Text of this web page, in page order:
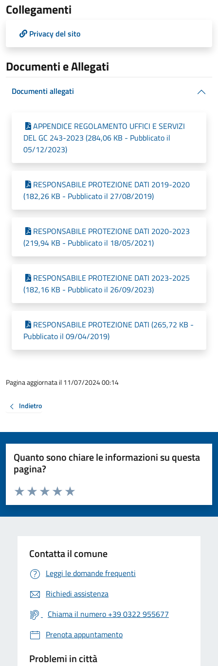
Collegamenti
Privacy del sito
Documenti e Allegati
Documenti allegati
APPENDICE REGOLAMENTO UFFICI E SERVIZI
DEL GC 243-2023 (284,06 KB - Pubblicato il
05/12/2023)
RESPONSABILE PROTEZIONE DATI 2019-2020
(182,26 KB - Pubblicato il 27/08/2019)
RESPONSABILE PROTEZIONE DATI 2020-2023
(219,94 KB - Pubblicato il 18/05/2021)
RESPONSABILE PROTEZIONE DATI 2023-2025
(182,16 KB - Pubblicato il 26/09/2023)
RESPONSABILE PROTEZIONE DATI (265,72 KB -
Pubblicato il 09/04/2019)
Pagina aggiornata il 11/07/2024 00:14
Indietro
Quanto sono chiare le informazioni su questa
pagina?
Valuta da 1 a 5 stelle la pagina
Valuta 5 stelle su 5
Valuta 4 stelle su 5
Valuta 3 stelle su 5
Valuta 2 stelle su 5
Valuta 1 stelle su 5
Contatta il comune
Leggi le domande frequenti
Richiedi assistenza
Chiama il numero +39 0322 955677
Prenota appuntamento
Problemi in città